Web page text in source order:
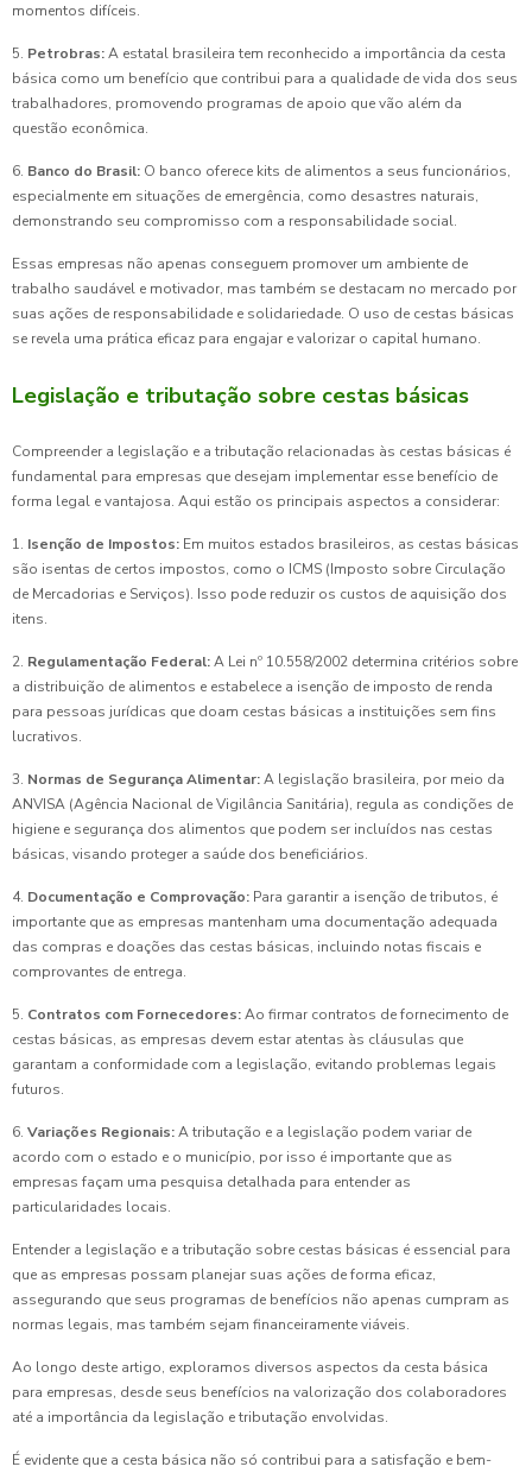
momentos difíceis.
5. Petrobras:A estatal brasileira tem reconhecido a importância da cesta
básica como um benefício que contribui para a qualidade de vida dos seus
trabalhadores, promovendo programas de apoio que vão além da
questão econômica.
6. Banco do Brasil: O banco oferece kits de alimentos a seus funcionários,
especialmente em situações de emergência, como desastres naturais,
demonstrando seu compromisso com a responsabilidade social.
Essas empresas não apenas conseguem promover um ambiente de
trabalho saudável e motivador, mas também se destacam no mercado por
suas ações de responsabilidade e solidariedade. O uso de cestas básicas
se revela uma prática eficaz para engajar e valorizar o capital humano.
Legislação e tributação sobre cestas básicas
Compreender a legislação e a tributação relacionadas às cestas básicas é
fundamental para empresas que desejam implementar esse benefício de
forma legal e vantajosa. Aqui estão os principais aspectos a considerar:
1. Isenção de Impostos: Em muitos estados brasileiros, as cestas básicas
são isentas de certos impostos, como o ICMS (Imposto sobre Circulação
de Mercadorias e Serviços). Isso pode reduzir os custos de aquisição dos
itens.
2. Regulamentação Federal:A Lei nº 10.558/2002 determina critérios sobre
a distribuição de alimentos e estabelece a isenção de imposto de renda
para pessoas jurídicas que doam cestas básicas a instituições sem fins
lucrativos.
3. Normas de Segurança Alimentar:A legislação brasileira, por meio da
ANVISA (Agência Nacional de Vigilância Sanitária), regula as condições de
higiene e segurança dos alimentos que podem ser incluídos nas cestas
básicas, visando proteger a saúde dos beneficiários.
4. Documentação e Comprovação: Para garantir a isenção de tributos, é
importante que as empresas mantenham uma documentação adequada
das compras e doações das cestas básicas, incluindo notas fiscais e
comprovantes de entrega.
5. Contratos com Fornecedores:Ao firmar contratos de fornecimento de
cestas básicas, as empresas devem estar atentas às cláusulas que
garantam a conformidade com a legislação, evitando problemas legais
futuros.
6. Variações Regionais:A tributação e a legislação podem variar de
acordo com o estado e o município, por isso é importante que as
empresas façam uma pesquisa detalhada para entender as
particularidades locais.
Entender a legislação e a tributação sobre cestas básicas é essencial para
que as empresas possam planejar suas ações de forma eficaz,
assegurando que seus programas de benefícios não apenas cumpram as
normas legais, mas também sejam financeiramente viáveis.
Ao longo deste artigo, exploramos diversos aspectos da cesta básica
para empresas, desde seus benefícios na valorização dos colaboradores
até a importância da legislação e tributação envolvidas.
É evidente que a cesta básica não só contribui para a satisfação e bem-